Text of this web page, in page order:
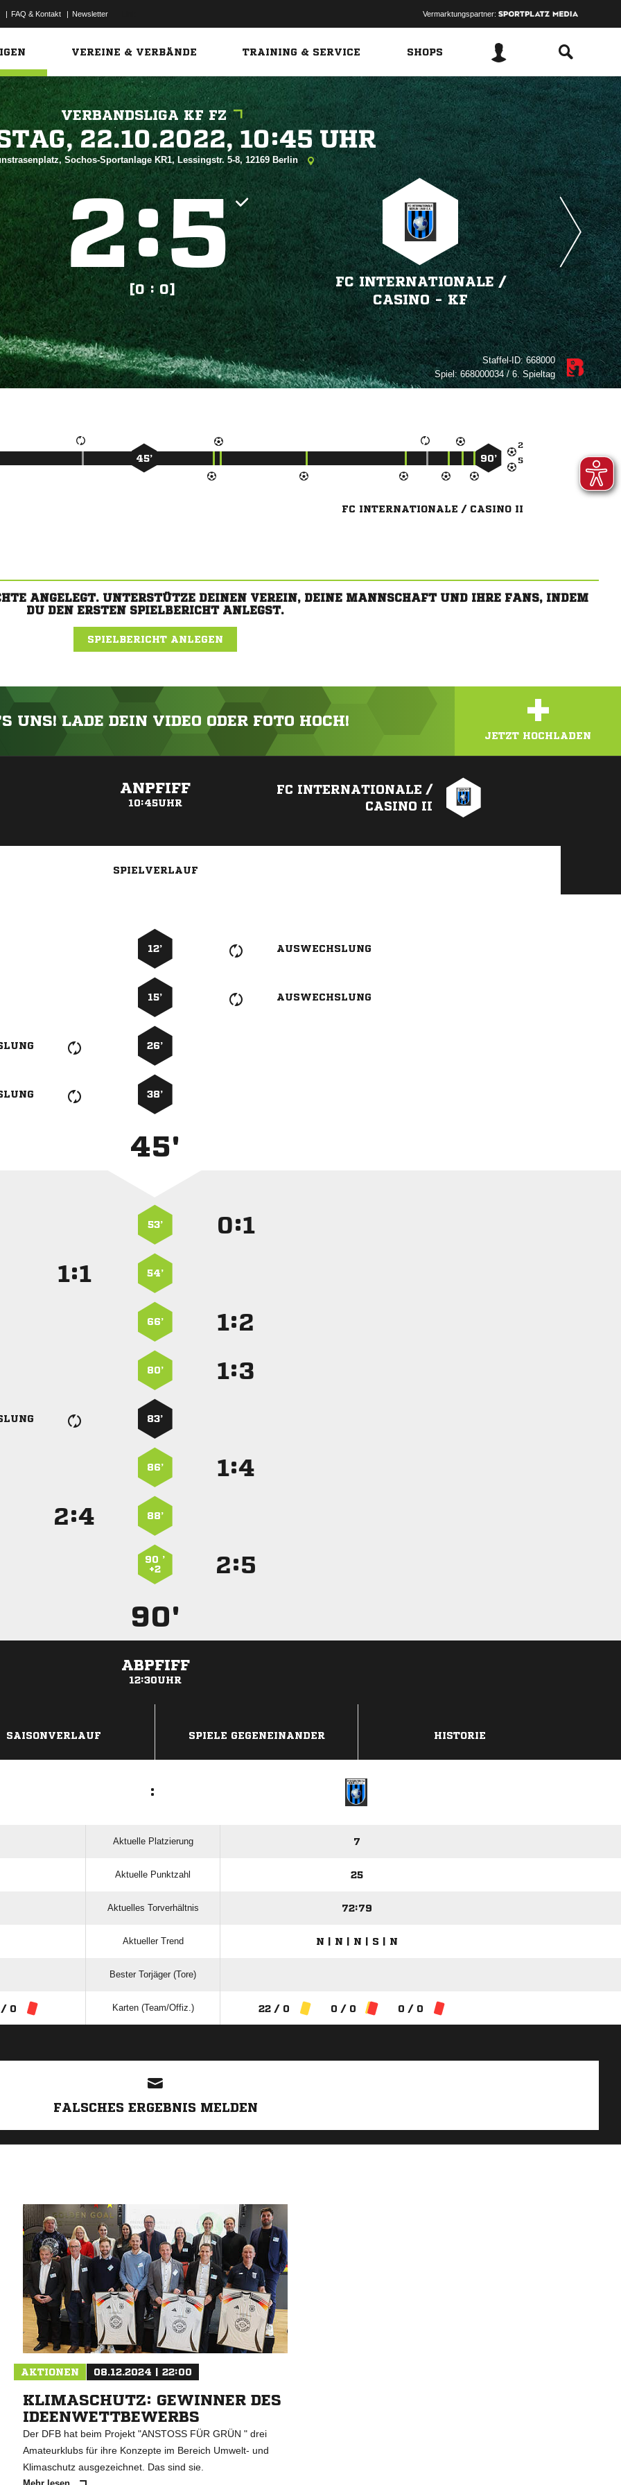
| FAQ & Kontakt | Newsletter Vermarktungspartner:
VEREINE & VERBÄNDE TRAINING & SERVICE SHOPS
VERBANDSLIGA KF FZ
  
Sochos-Sportanlage KR1, Lessingstr. 5-8, 12169 Berlin
:
[0 : 0]
FC INTERNATIONALE /​
CASINO - KF
Staffel-ID:668000
Spiel:668000034 / 6. Spieltag


45’ 90’
FC INTERNATIONALE / CASINO II
ANGELEGT. UNTERSTÜTZE DEINEN VEREIN, DEINE MANNSCHAFT UND IHRE FANS, INDEM
DU DEN ERSTEN SPIELBERICHT ANLEGST.
SPIELBERICHT ANLEGEN
UNS! LADE DEIN VIDEO ODER FOTO HOCH! +
JETZT HOCHLADEN
ANPFIFF
10:45UHR
FC INTERNATIONALE /
CASINO II
SPIELVERLAUF
12’ AUSWECHSLUNG
15’ AUSWECHSLUNG
26’
38’
45'
53’ :
: 54’
66’ :
80’ :
83’
86’ :
: 88’
90 ’
+2
:
90'
ABPFIFF
12:30UHR
SAISONVERLAUF SPIELE GEGENEINANDER HISTORIE
:
Aktuelle Platzierung 7
Aktuelle Punktzahl 25
Aktuelles Torverhältnis 72:79
Aktueller Trend N | N | N | S | N
Bester Torjäger (Tore)
/ 0 Karten (Team/Offiz.) 22 / 0 0 / 0 0 / 0
FALSCHES ERGEBNIS MELDEN
AKTIONEN 08.12.2024 | 22:00
KLIMASCHUTZ: GEWINNER DES
IDEENWETTBEWERBS
Der DFB hat beim Projekt "ANSTOSS FÜR GRÜN " drei
Amateurklubs für ihre Konzepte im Bereich Umwelt- und
Klimaschutz ausgezeichnet. Das sind sie.